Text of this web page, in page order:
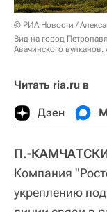
© РИА Новости /
Вид на город
Авачинского
Читать ria.ru в
Дзен
П.-
Компания
укреплению